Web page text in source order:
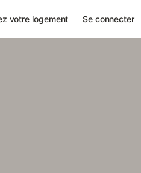
votre logement Se connecter